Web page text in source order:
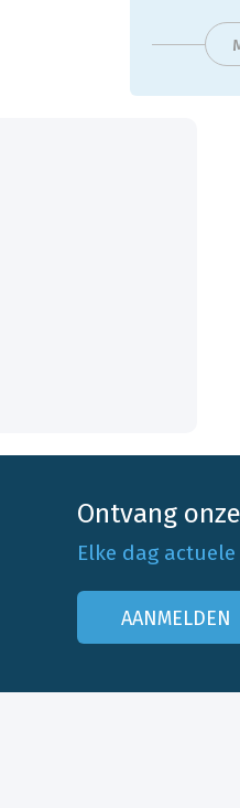
Ontvang
Elke dag
AANMELDEN